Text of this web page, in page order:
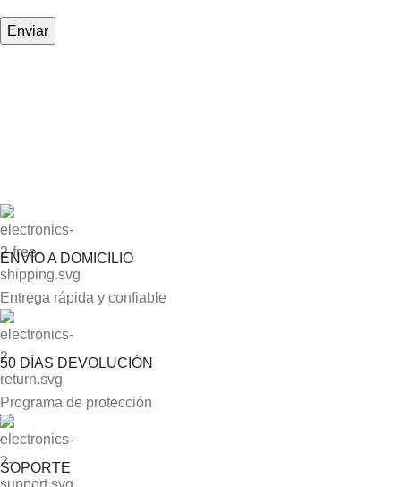
ENVÍO A DOMICILIO
Entrega rápida y confiable
50 DÍAS DEVOLUCIÓN
Programa de protección
SOPORTE